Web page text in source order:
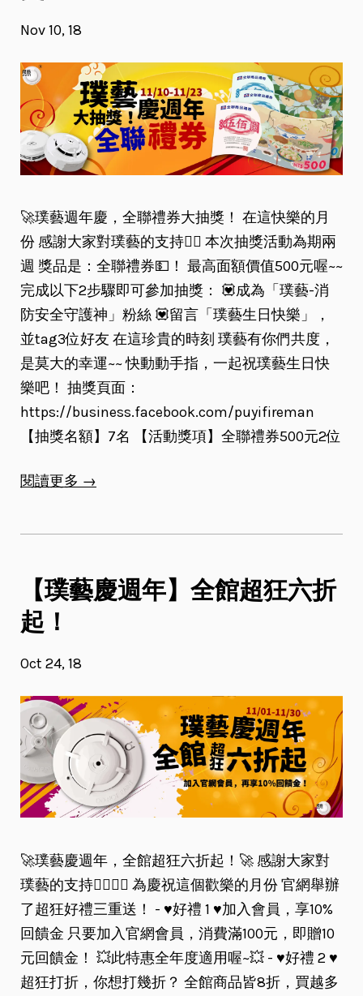
Nov 10, 18
🚀璞藝週年慶，全聯禮券大抽獎！ 在這快樂的月
份 感謝大家對璞藝的支持🙇‍♀️ 本次抽獎活動為期兩
週 獎品是：全聯禮券💵！ 最高面額價值500元喔~~
完成以下2步驟即可參加抽獎： 💟成為「璞藝-消
防安全守護神」粉絲 💟留言「璞藝生日快樂」，
並tag3位好友 在這珍貴的時刻 璞藝有你們共度，
是莫大的幸運~~ 快動動手指，一起祝璞藝生日快
樂吧！ 抽獎頁面：
https://business.facebook.com/puyifireman
【抽獎名額】7名 【活動獎項】全聯禮券500元2位
閱讀更多 →
【璞藝慶週年】全館超狂六折
起！
Oct 24, 18
🚀璞藝慶週年，全館超狂六折起！🚀 感謝大家對
璞藝的支持🙇‍♂️🙇‍♀️ 為慶祝這個歡樂的月份 官網舉辦
了超狂好禮三重送！ - ♥️好禮 1 ♥️加入會員，享10%
回饋金 只要加入官網會員，消費滿100元，即贈10
元回饋金！ 💥此特惠全年度適用喔~💥 - ♥️好禮 2 ♥️
超狂打折，你想打幾折？ 全館商品皆8折，買越多